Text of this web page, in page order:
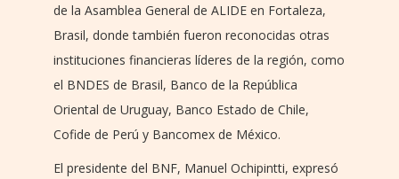
de la Asamblea General de ALIDE en Fortaleza,
Brasil, donde también fueron reconocidas otras
instituciones financieras líderes de la región, como
el BNDES de Brasil, Banco de la República
Oriental de Uruguay, Banco Estado de Chile,
Cofide de Perú y Bancomex de México.
El presidente del BNF, Manuel Ochipintti, expresó